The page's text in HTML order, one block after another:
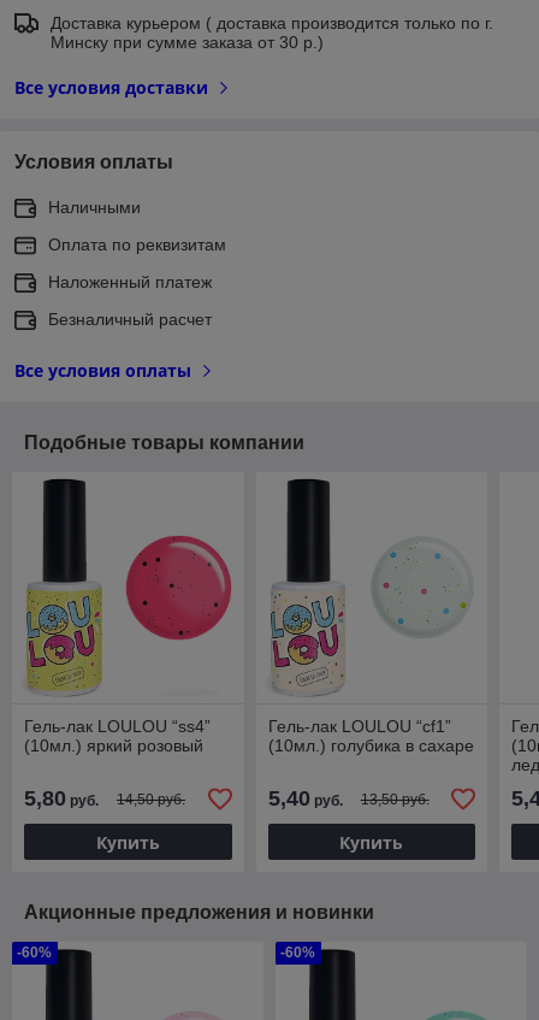
Доставка курьером ( доставка производится только по г.
Минску при сумме заказа от 30 р.)
Все условия доставки
Условия оплаты
Наличными
Оплата по реквизитам
Наложенный платеж
Безналичный расчет
Все условия оплаты
Подобные товары компании
Гель-лак LOULOU “ss4”
(10мл.) яркий розовый
5,80 руб. 14,50 руб.
Купить
Гель-лак LOULOU “cf1”
(10мл.) голубика в сахаре
5,40руб. 13,50 руб.
Купить
Акционные предложения и новинки
-60% -60%